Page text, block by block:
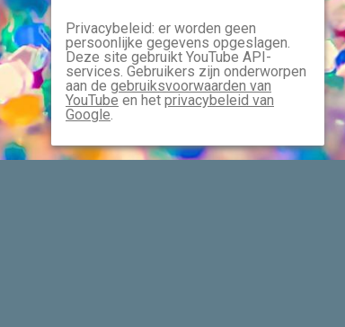
Privacybeleid: er worden geen
persoonlijke gegevens opgeslagen.
Deze site gebruikt YouTube API-
services. Gebruikers zijn onderworpen
aan de gebruiksvoorwaarden van
YouTube en het privacybeleid van
Google.